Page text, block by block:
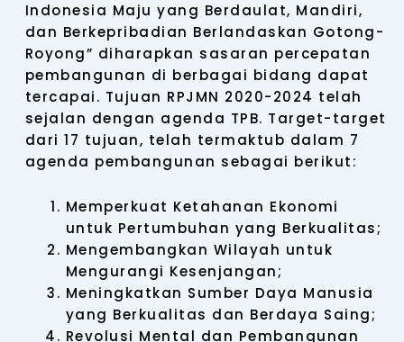
Indonesia Maju yang Berdaulat, Mandiri,
dan Berkepribadian Berlandaskan Gotong-
Royong” diharapkan sasaran percepatan
pembangunan di berbagai bidang dapat
tercapai. Tujuan RPJMN 2020-2024 telah
sejalan dengan agenda TPB. Target-target
dari 17 tujuan, telah termaktub dalam 7
agenda pembangunan sebagai berikut:
Memperkuat Ketahanan Ekonomi
untuk Pertumbuhan yang Berkualitas;
Mengembangkan Wilayah untuk
Mengurangi Kesenjangan;
Meningkatkan Sumber Daya Manusia
yang Berkualitas dan Berdaya Saing;
Revolusi Mental dan Pembangunan